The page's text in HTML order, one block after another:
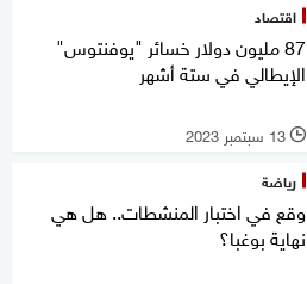
اقتصاد
87 مليون دولار خسائر "يوفنتوس"
الإيطالي في ستة أشهر
l 13 سبتمبر 2023
رياضة
وقع في اختبار المنشطات.. هل هي
نهاية بوغبا؟